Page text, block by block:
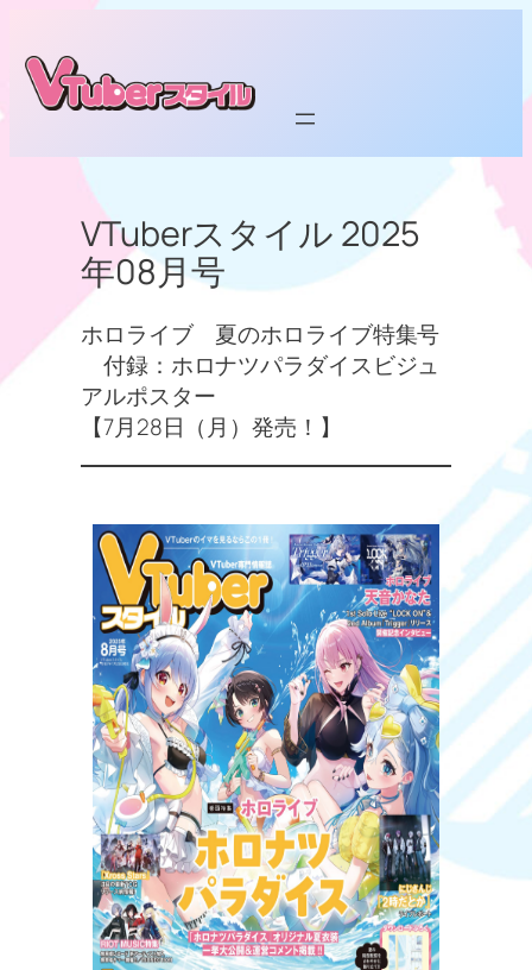
容
を
VTuberスタイル 2025
年08月号
ホロライブ 夏のホロライブ特集号
付録：ホロナツパラダイスビジュ
アルポスター
【7月28日（月）発売！】